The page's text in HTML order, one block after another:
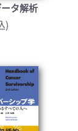
タ解析
)